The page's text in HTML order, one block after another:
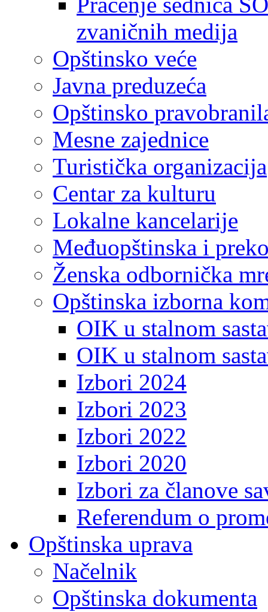
zvaničnih medija
Opštinsko veće
Javna preduzeća
Opštinsko
Mesne zajednice
Turistička organizacija
Centar za kulturu
Lokalne kancelarije
Međuopštinska i
Ženska odbornička
Opštinska izborna
OIK u stalnom
OIK u stalnom
Izbori 2024
Izbori 2023
Izbori 2022
Izbori 2020
Izbori za članove
Referendum o
Opštinska uprava
Načelnik
Opštinska dokumenta